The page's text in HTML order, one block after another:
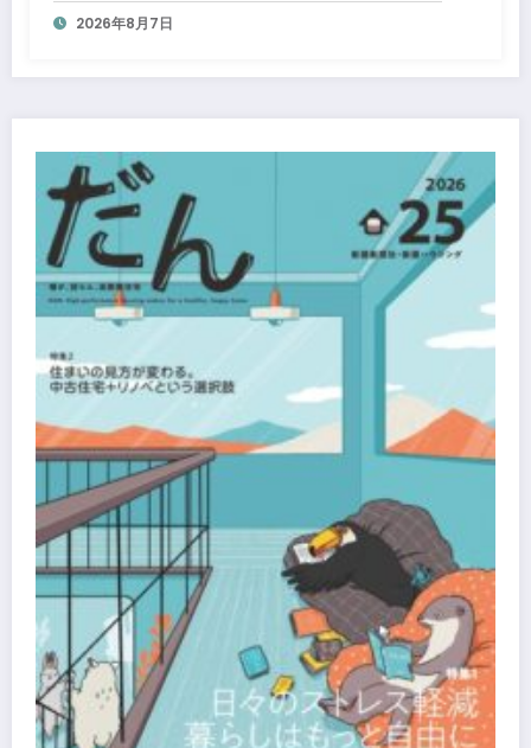
2026年8月7日
『大阪梅田ツインタワーズ・ノース』『大阪梅田ツイン
タワーズ・サウス』『HEP ファイブ』において8月下旬
から「オフサイト型コーポレートPPA」による再生可能
エネルギー電力の使用を開始します
Copyright © 2026LOCAL STAR Inc.All rights reserved. | Powered By
SpiceThemes